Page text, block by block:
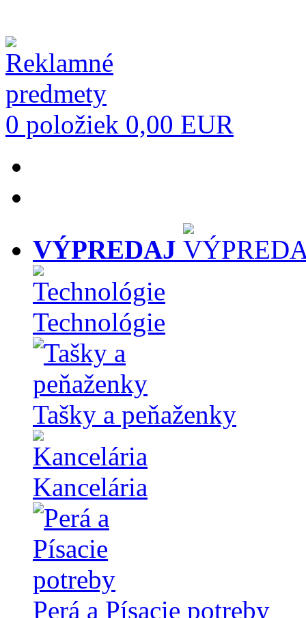
0 položiek 0,00 EUR
VÝPREDAJ
Technológie
Tašky a peňaženky
Kancelária
Perá a Písacie potreby